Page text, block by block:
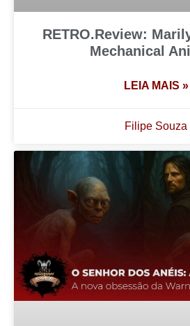
RETRO.Review:
Mechanical
LEIA MAIS »
Filipe Souza